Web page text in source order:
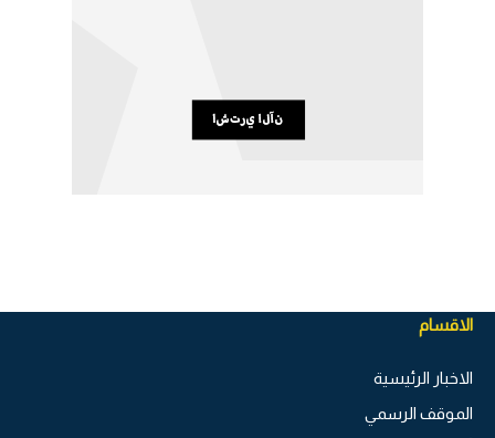
الاقسام
الاخبار الرئيسية
الموقف الرسمي